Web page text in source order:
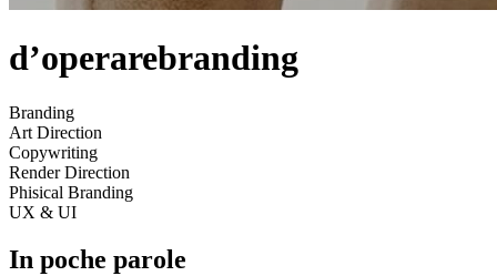
d’operarebranding
Branding
Art Direction
Copywriting
Render Direction
Phisical Branding
UX & UI
In poche parole